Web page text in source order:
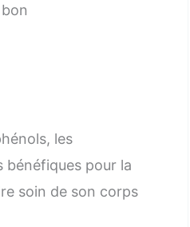
les
bénéfiques pour la
soin de son corps